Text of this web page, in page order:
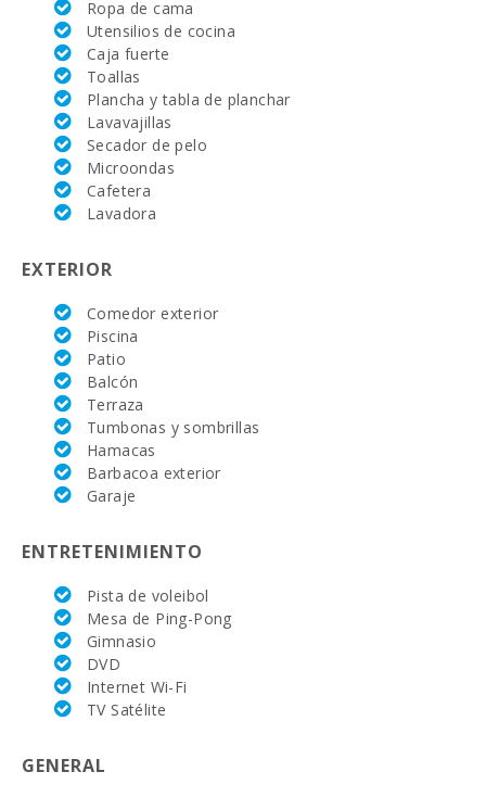
Vall d´Or Golf
(km):
Equitación Son
Menut (km):
Academia de
tenis Rafa
Nadal (km):
Hospital de
Hospital Son
Espases Palma
de Mallorca
(km):
Mercado
semanal en
Porto Colom (
los martes )
(km):
Mercado
semanal en
domingos )
(km):
Mercado
semanal
Montuiri (km):
Mercado
semanal en
Alcudia ( los
(km):
Ropa de cama
Utensilios de cocina
Caja fuerte
Toallas
Plancha y tabla de planchar
Lavavajillas
Secador de pelo
Microondas
Cafetera
Lavadora
EXTERIOR
Comedor exterior
Piscina
Patio
Balcón
Terraza
Tumbonas y sombrillas
Hamacas
Barbacoa exterior
Garaje
ENTRETENIMIENTO
Pista de voleibol
Mesa de Ping-Pong
Gimnasio
DVD
Internet Wi-Fi
TV Satélite
GENERAL